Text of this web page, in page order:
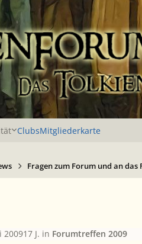
ClubsMitgliederkarte
Fragen zum Forum und an das
200917 J. in Forumtreffen 2009